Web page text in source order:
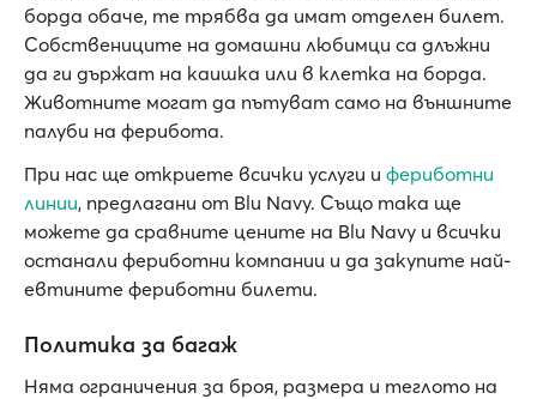
борда обаче, те трябва да имат отделен билет.
Собствениците на домашни любимци са длъжни
да ги държат на каишка или в клетка на борда.
Животните могат да пътуват само на външните
палуби на ферибота.
При нас ще откриете всички услуги и фериботни
линии, предлагани от Blu Navy. Също така ще
можете да сравните цените на Blu Navy и всички
останали фериботни компании и да закупите най-
евтините фериботни билети.
Политика за багаж
Няма ограничения за броя, размера и теглото на